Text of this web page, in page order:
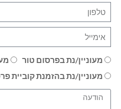
מעוניין/נת בפרסום טור
מעוניין/נת בהזמנת קוביית